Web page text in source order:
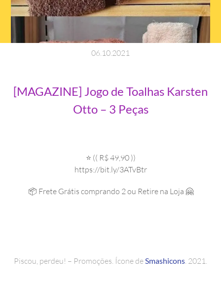
06 10 2021
[MAGAZINE] Jogo de Toalhas Karsten
Otto – 3 Peças
⭐ (( R$ 49,90 ))
https://bit.ly/3ATvBtr
📦 Frete Grátis comprando 2 ou Retire na Loja 🤗
Piscou, perdeu! – Promoções. Ícone de Smashicons . 2021.